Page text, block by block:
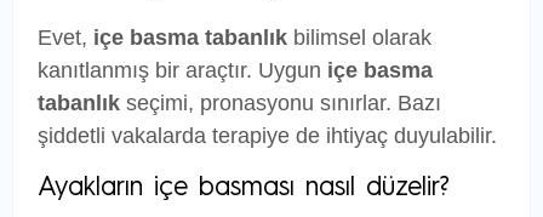
Evet, içe basma tabanlık bilimsel olarak
kanıtlanmış bir araçtır. Uygun içe basma
tabanlık seçimi, pronasyonu sınırlar. Bazı
şiddetli vakalarda terapiye de ihtiyaç duyulabilir.
Ayakların içe basması nasıl düzelir?